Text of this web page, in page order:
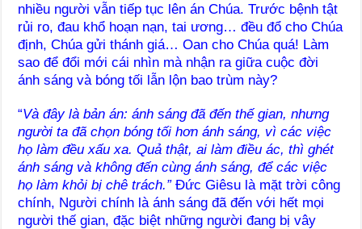
nhiều người vẫn tiếp tục lên án Chúa. Trước bệnh tật
rủi ro, đau khổ hoạn nạn, tai ương… đều đổ cho Chúa
định, Chúa gửi thánh giá… Oan cho Chúa quá! Làm
sao để đổi mới cái nhìn mà nhận ra giữa cuộc đời
ánh sáng và bóng tối lẫn lộn bao trùm này?
“Và đây là bản án: ánh sáng đã đến thế gian, nhưng
người ta đã chọn bóng tối hơn ánh sáng, vì các việc
họ làm đều xấu xa. Quả thật, ai làm điều ác, thì ghét
ánh sáng và không đến cùng ánh sáng, để các việc
họ làm khỏi bị chê trách.”Đức Giêsu là mặt trời công
chính, Người chính là ánh sáng đã đến với hết mọi
người thế gian, đặc biệt những người đang bị vây